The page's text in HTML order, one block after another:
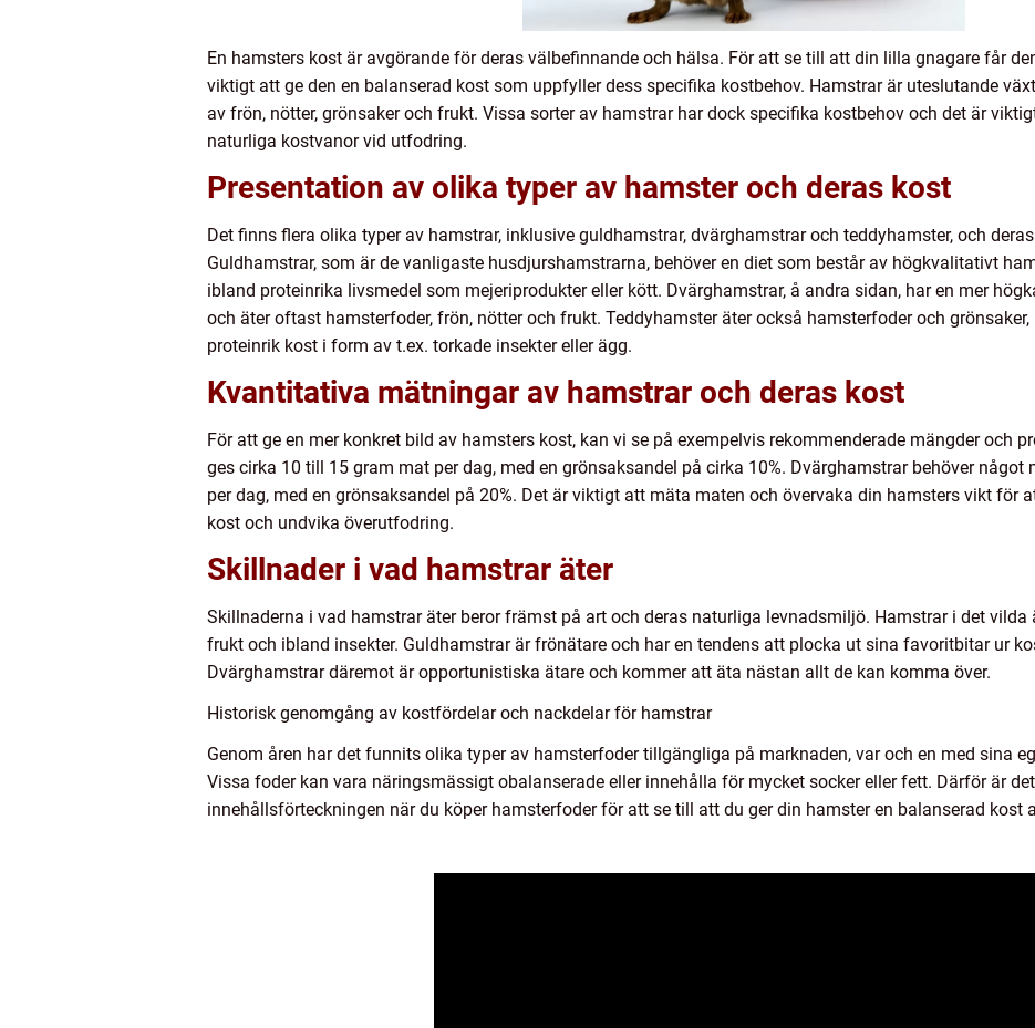
En hamsters kost är avgörande för deras välbefinnande och hälsa. För att se till att din lilla gnagare får
viktigt att ge den en balanserad kost som uppfyller dess specifika kostbehov. Hamstrar är uteslutande
av frön, nötter, grönsaker och frukt. Vissa sorter av hamstrar har dock specifika kostbehov och det är
naturliga kostvanor vid utfodring.
Presentation av olika typer av hamster och deras kost
Det finns flera olika typer av hamstrar, inklusive guldhamstrar, dvärghamstrar och teddyhamster, och
Guldhamstrar, som är de vanligaste husdjurshamstrarna, behöver en diet som består av högkvalitativt
ibland proteinrika livsmedel som mejeriprodukter eller kött. Dvärghamstrar, å andra sidan, har en mer
och äter oftast hamsterfoder, frön, nötter och frukt. Teddyhamster äter också hamsterfoder och grönsaker,
proteinrik kost i form av t.ex. torkade insekter eller ägg.
Kvantitativa mätningar av hamstrar och deras kost
För att ge en mer konkret bild av hamsters kost, kan vi se på exempelvis rekommenderade mängder och
ges cirka 10 till 15 gram mat per dag, med en grönsaksandel på cirka 10%. Dvärghamstrar behöver något
per dag, med en grönsaksandel på 20%. Det är viktigt att mäta maten och övervaka din hamsters vikt för
kost och undvika överutfodring.
Skillnader i vad hamstrar äter
Skillnaderna i vad hamstrar äter beror främst på art och deras naturliga levnadsmiljö. Hamstrar i det vilda
frukt och ibland insekter. Guldhamstrar är frönätare och har en tendens att plocka ut sina favoritbitar ur
Dvärghamstrar däremot är opportunistiska ätare och kommer att äta nästan allt de kan komma över.
Historisk genomgång av kostfördelar och nackdelar för hamstrar
Genom åren har det funnits olika typer av hamsterfoder tillgängliga på marknaden, var och en med sina
Vissa foder kan vara näringsmässigt obalanserade eller innehålla för mycket socker eller fett. Därför är
innehållsförteckningen när du köper hamsterfoder för att se till att du ger din hamster en balanserad kost